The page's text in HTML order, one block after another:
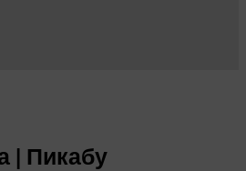
| Пикабу